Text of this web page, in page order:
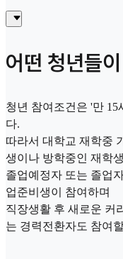
어떤 청년들
청년 참여조건은 '만 15
다.
따라서 대학교 재학중
생이나 방학중인 재학
졸업예정자 또는 졸업
업준비생이 참여하며
직장생활 후 새로운 커
는 경력전환자도 참여